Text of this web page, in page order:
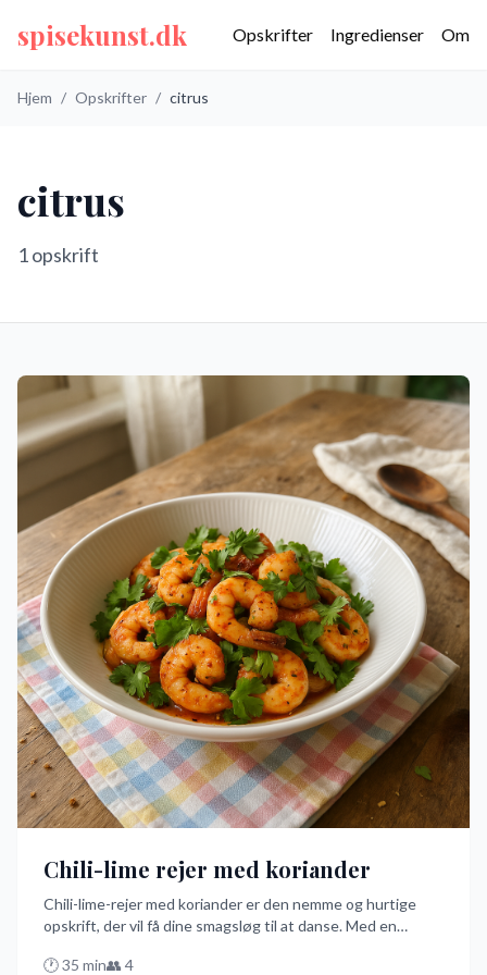
spisekunst.dk Opskrifter Ingredienser Om
Hjem / Opskrifter / citrus
citrus
1opskrift
Chili-lime rejer med koriander
Chili-lime-rejer med koriander er den nemme og hurtige
opskrift, der vil få dine smagsløg til at danse. Med en
og koriander, er dette den bedste forret, du kan lave på få
🕐35 min👥 4